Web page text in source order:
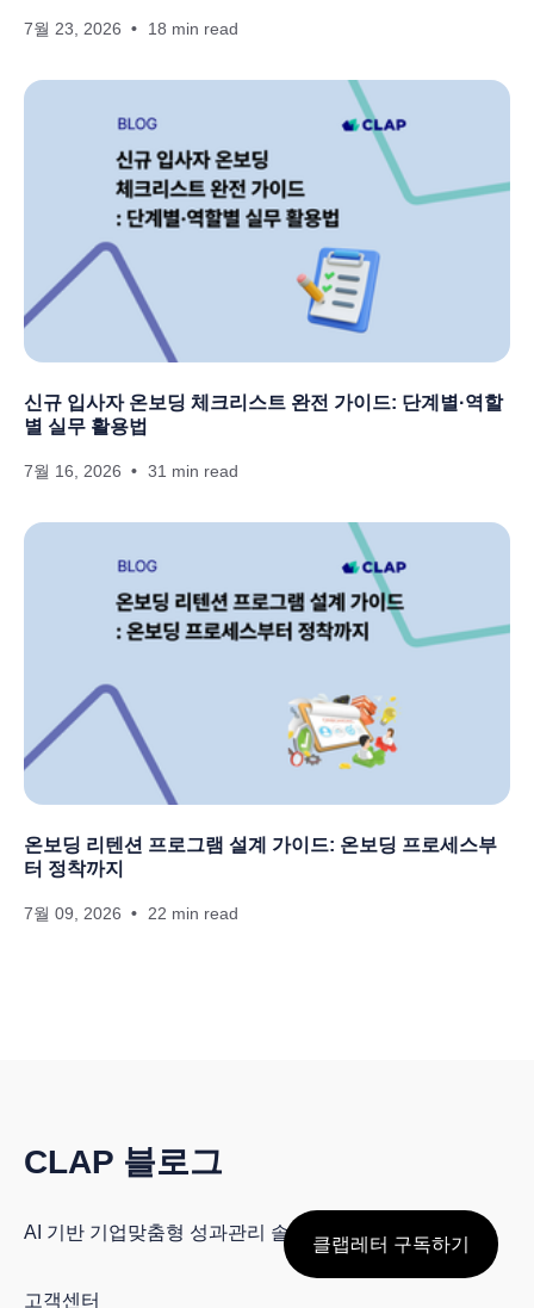
7월 23, 2026 18 min read
신규 입사자 온보딩 체크리스트 완전 가이드: 단계별·역할
별 실무 활용법
7월 16, 2026 31 min read
온보딩 리텐션 프로그램 설계 가이드: 온보딩 프로세스부
터 정착까지
7월 09, 2026 22 min read
CLAP 블로그
AI 기반 기업맞춤형 성과관리 솔루션, CLAP
고객센터
클랩레터 구독하기